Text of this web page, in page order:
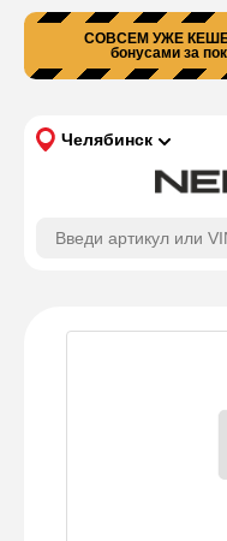
СОВСЕМ УЖЕ
бонусами за
Челябинск